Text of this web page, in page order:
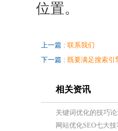
位置。
上一篇 : 联系我们
下一篇 : 既要满足搜索引
相关资讯
关键词优化的技巧
网站优化SEO七大